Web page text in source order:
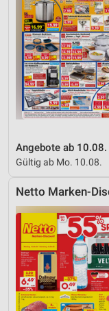
Angebote ab 10.08.
Gültig ab Mo. 10.08.
Netto Marken-
Verwendung von
personalisierter
Messung der
Messung der
Analyse von
Kombinationen
Entwicklung und
Verwendung
Inhalten
IAB-Besonderheiten:
Verwendung
Geräte anhand
Informationen
Nicht-IAB-